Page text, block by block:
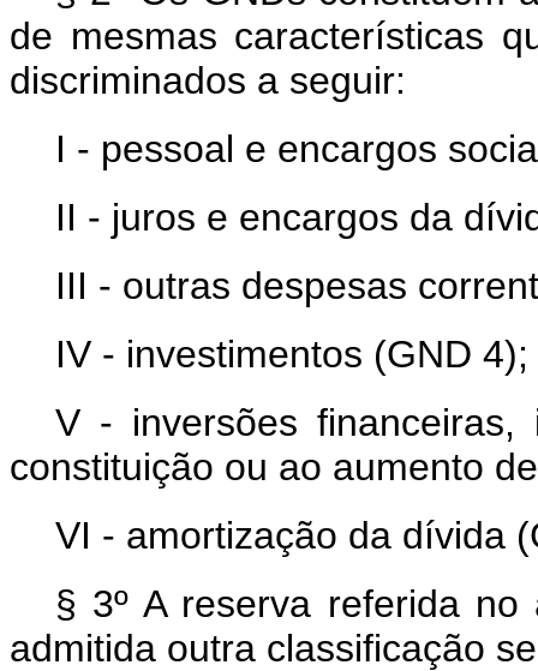
de mesmas características
discriminados a seguir:
I - pessoal e encargos
II - juros e encargos da
III - outras despesas
IV - investimentos (GND 4);
V - inversões
constituição ou ao aumento
VI - amortização da dívida
§ 3º A reserva referida
admitida outra classificação